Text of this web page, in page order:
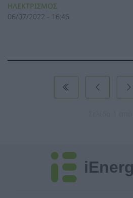
ΗΛΕΚΤΡΙΣΜΟΣ
06/07/2022 - 16:46